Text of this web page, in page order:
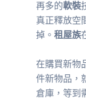
再多的軟裝
真正釋放空
掉。 租屋族
在購買新物
件新物品，
倉庫，等到